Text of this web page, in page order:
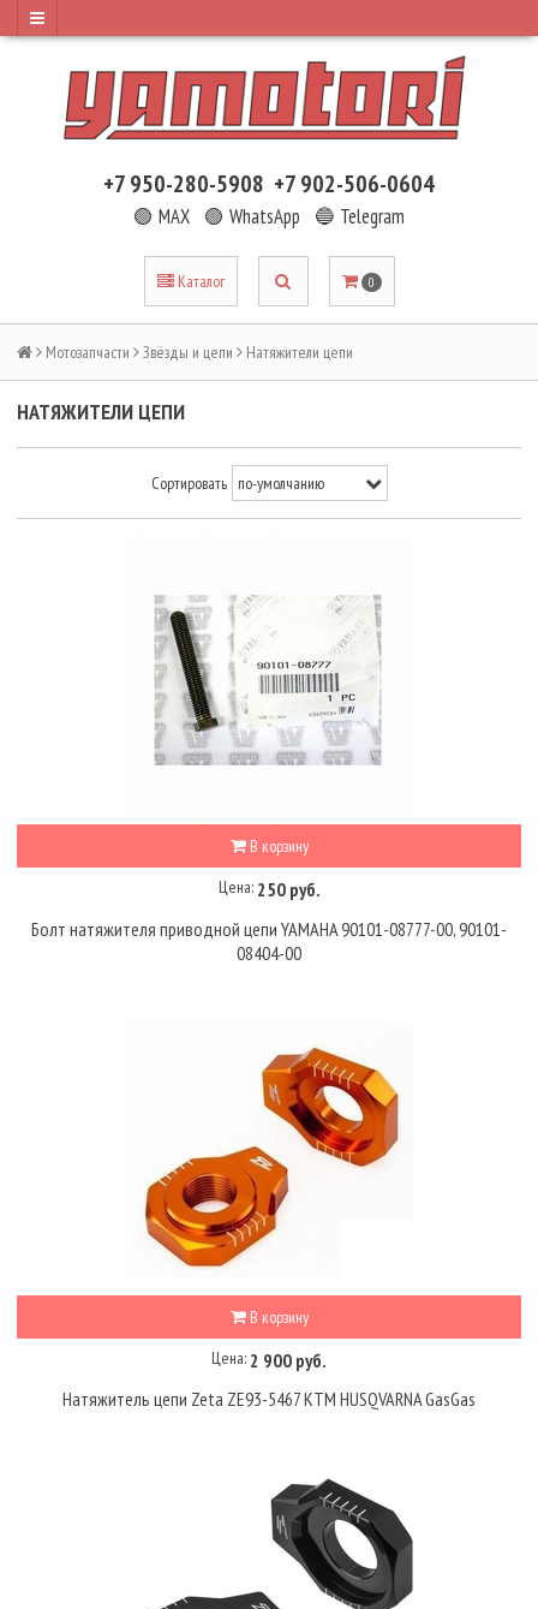
+7 950-280-5908 +7 902-506-0604
🟢 MAX 🟢 WhatsApp 🔵 Telegram
Каталог 0
Мотозапчасти Звёзды и цепи Натяжители цепи
НАТЯЖИТЕЛИ ЦЕПИ
Сортировать
В корзину
Цена: 250 руб.
Болт натяжителя приводной цепи YAMAHA 90101-08777-00, 90101-
08404-00
В корзину
Цена: 2 900 руб.
Натяжитель цепи Zeta ZE93-5467 KTM HUSQVARNA GasGas